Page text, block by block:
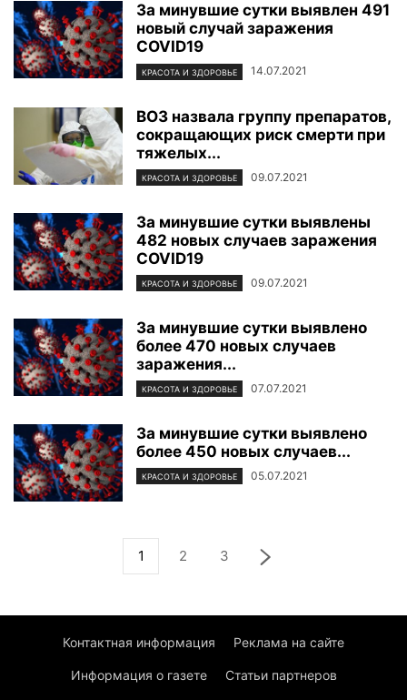
За минувшие сутки выявлен 491
новый случай заражения
COVID19
КРАСОТА И ЗДОРОВЬЕ 14.07.2021
ВОЗ назвала группу препаратов,
сокращающих риск смерти при
тяжелых...
КРАСОТА И ЗДОРОВЬЕ 09.07.2021
За минувшие сутки выявлены
482 новых случаев заражения
COVID19
КРАСОТА И ЗДОРОВЬЕ 09.07.2021
За минувшие сутки выявлено
более 470 новых случаев
заражения...
КРАСОТА И ЗДОРОВЬЕ 07.07.2021
За минувшие сутки выявлено
более 450 новых случаев...
КРАСОТА И ЗДОРОВЬЕ 05.07.2021
1 2 3
Контактная информация Реклама на сайте
Информация о газете Статьи партнеров